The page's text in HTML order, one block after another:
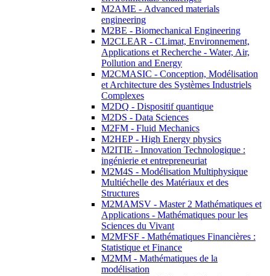
M2AME - Advanced materials
engineering
M2BE - Biomechanical Engineering
M2CLEAR - CLimat, Environnement,
Applications et Recherche - Water, Air,
Pollution and Energy
M2CMASIC - Conception, Modélisation
et Architecture des Systèmes Industriels
Complexes
M2DQ - Dispositif quantique
M2DS - Data Sciences
M2FM - Fluid Mechanics
M2HEP - High Energy physics
M2ITIE - Innovation Technologique :
ingénierie et entrepreneuriat
M2M4S - Modélisation Multiphysique
Multiéchelle des Matériaux et des
Structures
M2MAMSV - Master 2 Mathématiques et
Applications - Mathématiques pour les
Sciences du Vivant
M2MFSF - Mathématiques Financières :
Statistique et Finance
M2MM - Mathématiques de la
modélisation